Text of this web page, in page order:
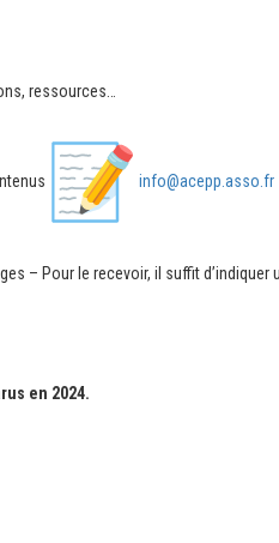
ressources…
info@acepp.asso.fr
– Pour le recevoir, il suffit d’indiquer
en 2024.